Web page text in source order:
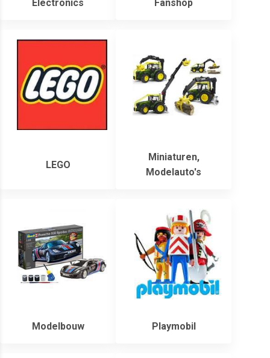
Electronics Fanshop
LEGO
Miniaturen,
Modelauto's
Modelbouw Playmobil